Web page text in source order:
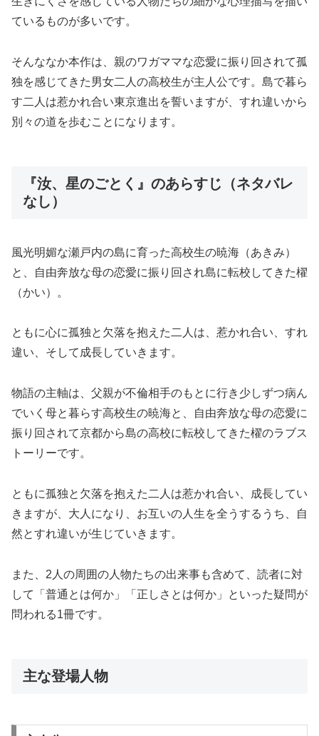
ているものが多いです。
そんななか本作は、親のワガママな恋愛に振り回されて孤
独を感じてきた男女二人の高校生が主人公です。島で暮ら
す二人は惹かれ合い東京進出を誓いますが、すれ違いから
別々の道を歩むことになります。
『汝、星のごとく』のあらすじ（ネタバレ
なし）
風光明媚な瀬戸内の島に育った高校生の暁海（あきみ）
と、自由奔放な母の恋愛に振り回され島に転校してきた櫂
（かい）。
ともに心に孤独と欠落を抱えた二人は、惹かれ合い、すれ
違い、そして成長していきます。
物語の主軸は、父親が不倫相手のもとに行き少しずつ病ん
でいく母と暮らす高校生の暁海と、自由奔放な母の恋愛に
振り回されて京都から島の高校に転校してきた櫂のラブス
トーリーです。
ともに孤独と欠落を抱えた二人は惹かれ合い、成長してい
きますが、大人になり、お互いの人生を全うするうち、自
然とすれ違いが生じていきます。
また、2人の周囲の人物たちの出来事も含めて、読者に対
して「普通とは何か」「正しさとは何か」といった疑問が
問われる1冊です。
主な登場人物